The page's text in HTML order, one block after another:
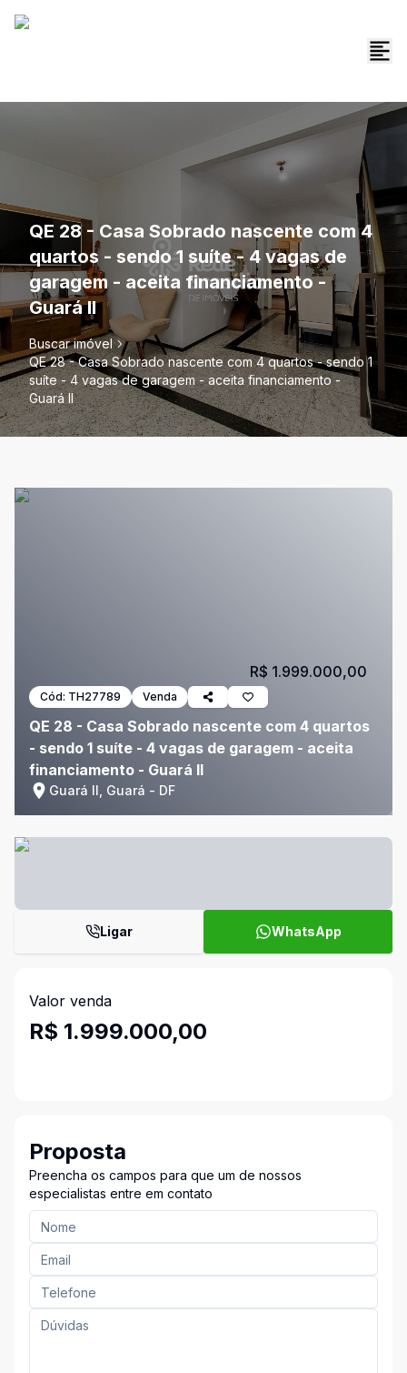
QE 28 - Casa Sobrado nascente com 4
quartos - sendo 1 suíte - 4 vagas de
garagem - aceita financiamento -
Guará II
Buscar imóvel
QE 28 - Casa Sobrado nascente com 4 quartos - sendo 1
suíte - 4 vagas de garagem - aceita financiamento -
Guará II
Cód: TH27789 Venda
QE 28 - Casa Sobrado nascente com 4 quartos
- sendo 1 suíte - 4 vagas de garagem - aceita
financiamento - Guará II
Guará II, Guará - DF
R$ 1.999.000,00
Ligar WhatsApp
Valor venda
R$ 1.999.000,00
Proposta
Preencha os campos para que um de nossos
especialistas entre em contato